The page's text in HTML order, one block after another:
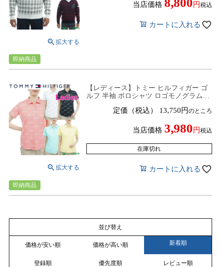
当店価格 税込
カートに入れる
即納商品
【レディース】トミー ヒルフィガー ゴ
ルフ 半袖 ポロシャツ ロゴモノグラム
定価（税込） 13,750 のところ
当店価格 3,980 税込
在庫切れ
カートに入れる
即納商品
並び替え
価格が安い順 価格が高い順 新着順
登録順 優先度順 レビュー順